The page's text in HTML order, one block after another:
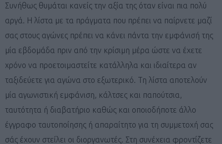
Συνήθως θυμάται κανείς την αξία της όταν είναι πια πολύ
αργά. Η λίστα με τα πράγματα που πρέπει να παίρνετε μαζί
σας στους αγώνες πρέπει να κάνει πάντα την εμφάνισή της
μία εβδομάδα πριν από την κρίσιμη μέρα ώστε να έχετε
χρόνο να προετοιμαστείτε κατάλληλα και ιδιαίτερα αν
ταξιδεύετε για αγώνα στο εξωτερικό. Τη λίστα αποτελούν
μία αγωνιστική εμφάνιση, κάλτσες και παπούτσια,
ταυτότητα ή διαβατήριο καθώς και οποιοδήποτε άλλο
έγγραφο ταυτοποίησης ή απαραίτητο για τη συμμετοχή σας
σάς έχουν στείλει οι διοργανωτές. Στη συνέχεια φροντίζετε